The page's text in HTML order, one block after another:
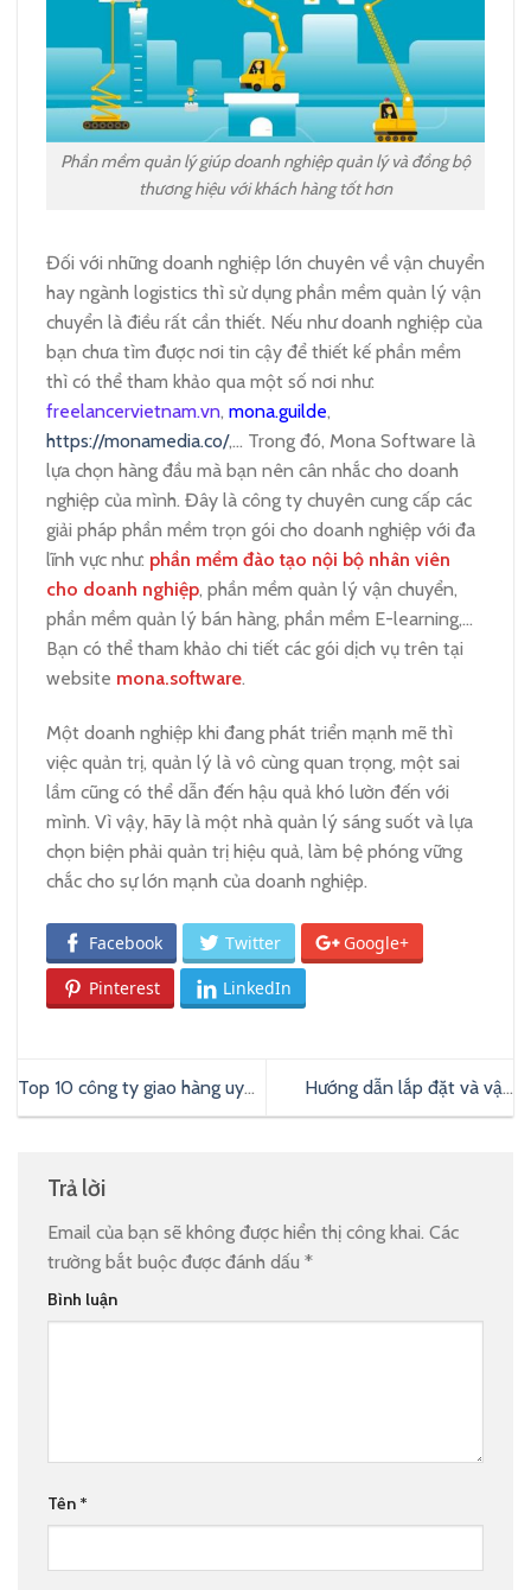
Phần mềm quản lý giúp doanh nghiệp quản lý và đồng bộ
thương hiệu với khách hàng tốt hơn
Đối với những doanh nghiệp lớn chuyên về vận chuyển
hay ngành logistics thì sử dụng phần mềm quản lý vận
chuyển là điều rất cần thiết. Nếu như doanh nghiệp của
bạn chưa tìm được nơi tin cậy để thiết kế phần mềm
thì có thể tham khảo qua một số nơi như:
freelancervietnam.vn, mona.guilde,
https://monamedia.co/,… Trong đó, Mona Software là
lựa chọn hàng đầu mà bạn nên cân nhắc cho doanh
nghiệp của mình. Đây là công ty chuyên cung cấp các
giải pháp phần mềm trọn gói cho doanh nghiệp với đa
lĩnh vực như: phần mềm đào tạo nội bộ nhân viên
cho doanh nghiệp, phần mềm quản lý vận chuyển,
phần mềm quản lý bán hàng, phần mềm E-learning,…
Bạn có thể tham khảo chi tiết các gói dịch vụ trên tại
website mona.software.
Một doanh nghiệp khi đang phát triển mạnh mẽ thì
việc quản trị, quản lý là vô cùng quan trọng, một sai
lầm cũng có thể dẫn đến hậu quả khó lườn đến với
mình. Vì vậy, hãy là một nhà quản lý sáng suốt và lựa
chọn biện phải quản trị hiệu quả, làm bệ phóng vững
chắc cho sự lớn mạnh của doanh nghiệp.
Facebook Twitter Google+
Pinterest LinkedIn
Top 10 công ty giao hàng uy
tín, chất lượng nhất Việt Nam
Hướng dẫn lắp đặt và vận
chuyển lò hơi toàn quốc
Trả lời
Email của bạn sẽ không được hiển thị công khai. Các
trường bắt buộc được đánh dấu *
Bình luận
Tên *